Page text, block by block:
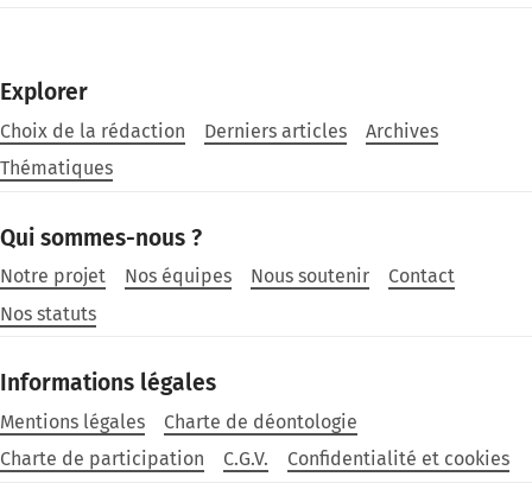
Explorer
Choix de la rédaction Derniers articles
Archives
Thématiques
Qui sommes-nous ?
Notre projet Nos équipes Nous soutenir
Contact
Nos statuts
Informations légales
Mentions légales
Charte de déontologie
Charte de participation
C.G.V. Confidentialité et cookies